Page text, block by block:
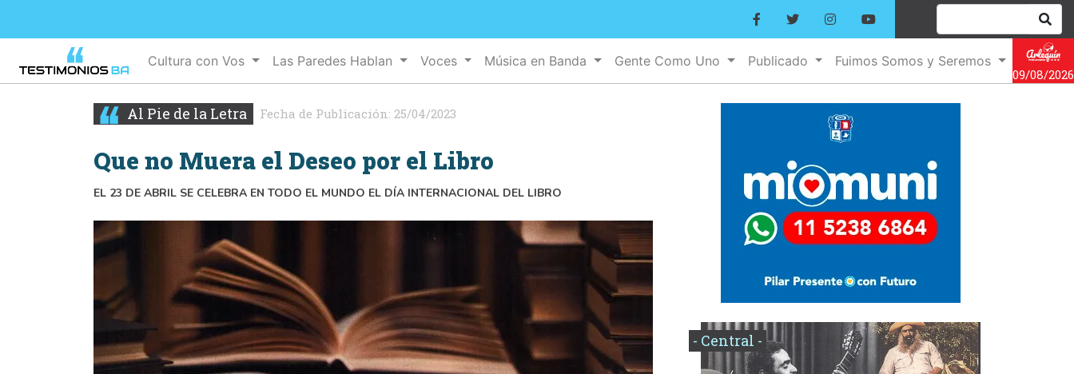
Cultura con Vos Las Paredes Hablan Voces Música en Banda Gente Como Uno Publicado
Fuimos Somos y Seremos
09/08/2026
Al Pie de la Letra Fecha de Publicación: 25/04/2023
Que no Muera el Deseo por el Libro
EL 23 DE ABRIL SE CELEBRA EN TODO EL MUNDO EL DÍA INTERNACIONAL DEL LIBRO
- Central -